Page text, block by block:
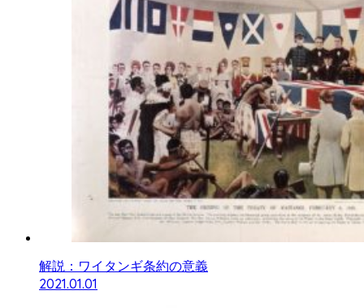
解説：ワイタンギ条約の意義
2021.01.01